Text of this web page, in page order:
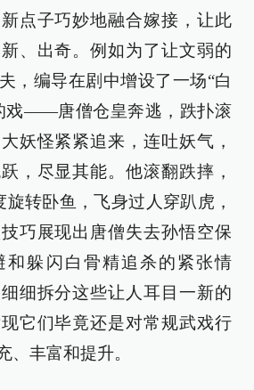
点子巧妙地融合嫁接，让此
、出奇。例如为了让文弱的
，编导在剧中增设了一场“白
戏——唐僧仓皇奔逃，跌扑滚
妖怪紧紧追来，连吐妖气，
，尽显其能。他滚翻跌摔，
转卧鱼，飞身过人穿趴虎，
巧展现出唐僧失去孙悟空保
和躲闪白骨精追杀的紧张情
细拆分这些让人耳目一新的
它们毕竟还是对常规武戏行
、丰富和提升。